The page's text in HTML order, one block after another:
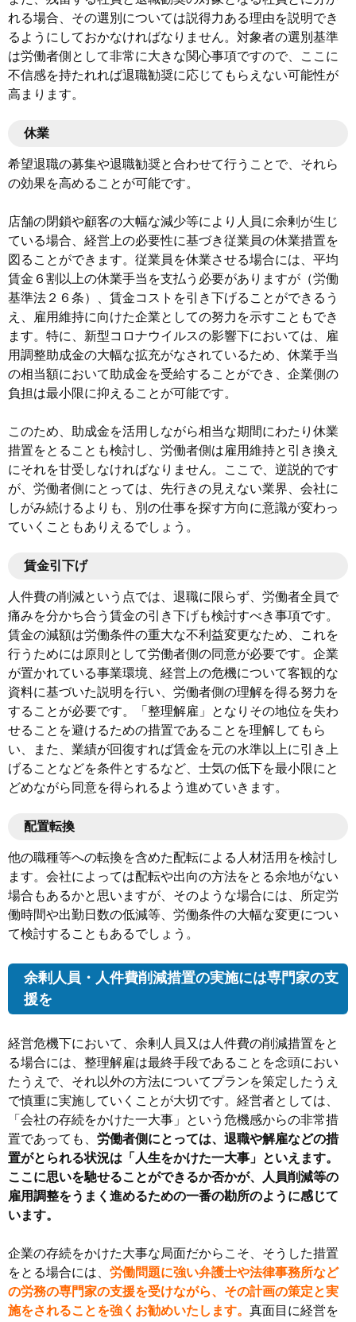
れる場合、その選別については説得力ある理由を説明でき
るようにしておかなければなりません。対象者の選別基準
は労働者側として非常に大きな関心事項ですので、ここに
不信感を持たれれば退職勧奨に応じてもらえない可能性が
高まります。
休業
希望退職の募集や退職勧奨と合わせて行うことで、それら
の効果を高めることが可能です。
店舗の閉鎖や顧客の大幅な減少等により人員に余剰が生じ
ている場合、経営上の必要性に基づき従業員の休業措置を
図ることができます。従業員を休業させる場合には、平均
賃金６割以上の休業手当を支払う必要がありますが（労働
基準法２６条）、賃金コストを引き下げることができるう
え、雇用維持に向けた企業としての努力を示すこともでき
ます。特に、新型コロナウイルスの影響下においては、雇
用調整助成金の大幅な拡充がなされているため、休業手当
の相当額において助成金を受給することができ、企業側の
負担は最小限に抑えることが可能です。
このため、助成金を活用しながら相当な期間にわたり休業
措置をとることも検討し、労働者側は雇用維持と引き換え
にそれを甘受しなければなりません。ここで、逆説的です
が、労働者側にとっては、先行きの見えない業界、会社に
しがみ続けるよりも、別の仕事を探す方向に意識が変わっ
ていくこともありえるでしょう。
賃金引下げ
人件費の削減という点では、退職に限らず、労働者全員で
痛みを分かち合う賃金の引き下げも検討すべき事項です。
賃金の減額は労働条件の重大な不利益変更なため、これを
行うためには原則として労働者側の同意が必要です。企業
が置かれている事業環境、経営上の危機について客観的な
資料に基づいた説明を行い、労働者側の理解を得る努力を
することが必要です。「整理解雇」となりその地位を失わ
せることを避けるための措置であることを理解してもら
い、また、業績が回復すれば賃金を元の水準以上に引き上
げることなどを条件とするなど、士気の低下を最小限にと
どめながら同意を得られるよう進めていきます。
配置転換
他の職種等への転換を含めた配転による人材活用を検討し
ます。会社によっては配転や出向の方法をとる余地がない
場合もあるかと思いますが、そのような場合には、所定労
働時間や出勤日数の低減等、労働条件の大幅な変更につい
て検討することもあるでしょう。
余剰人員・人件費削減措置の実施には専門家の支
援を
経営危機下において、余剰人員又は人件費の削減措置をと
る場合には、整理解雇は最終手段であることを念頭におい
たうえで、それ以外の方法についてプランを策定したうえ
で慎重に実施していくことが大切です。経営者としては、
「会社の存続をかけた一大事」という危機感からの非常措
置であっても、 労働者側にとっては、退職や解雇などの措
置がとられる状況は「人生をかけた一大事」といえます。
ここに思いを馳せることができるか否かが、人員削減等の
雇用調整をうまく進めるための一番の勘所のように感じて
います。
企業の存続をかけた大事な局面だからこそ、そうした措置
をとる場合には、 労働問題に強い弁護士や法律事務所など
の労務の専門家の支援を受けながら、その計画の策定と実
施をされることを強くお勧めいたします。 真面目に経営を